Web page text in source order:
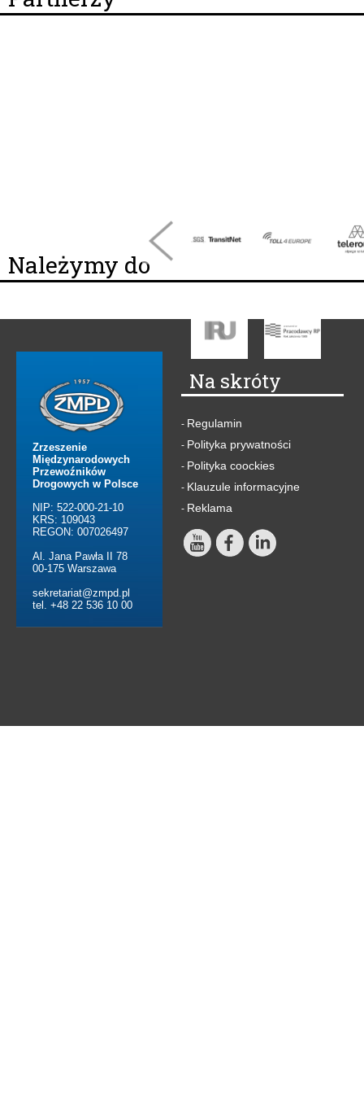
Należymy do
Zrzeszenie
Międzynarodowych
Przewoźników
Drogowych w Polsce
NIP: 522-000-21-10
KRS: 109043
REGON: 007026497
Al. Jana Pawła II 78
00-175 Warszawa
sekretariat@zmpd.pl
tel. +48 22 536 10 00
Na skróty
- Regulamin
- Polityka prywatności
- Polityka coockies
- Klauzule informacyjne
- Reklama